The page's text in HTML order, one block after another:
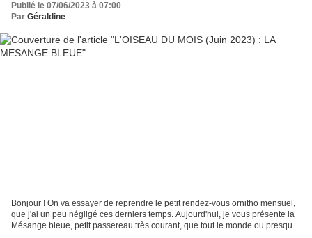
Publié le 07/06/2023 à 07:00
Par Géraldine
Bonjour ! On va essayer de reprendre le petit rendez-vous ornitho mensuel,
que j'ai un peu négligé ces derniers temps. Aujourd'hui, je vous présente la
Mésange bleue, petit passereau très courant, que tout le monde ou presque